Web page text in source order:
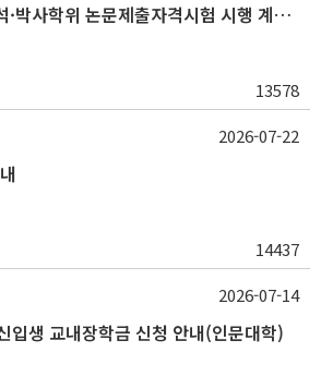
2026학년도 2학기 석·박사학위 논문제출자격시험 시행 계획 공고
13578
14437
2026-07-22
입생 교내장학금 신청 안내(인문대학)
2026-07-14